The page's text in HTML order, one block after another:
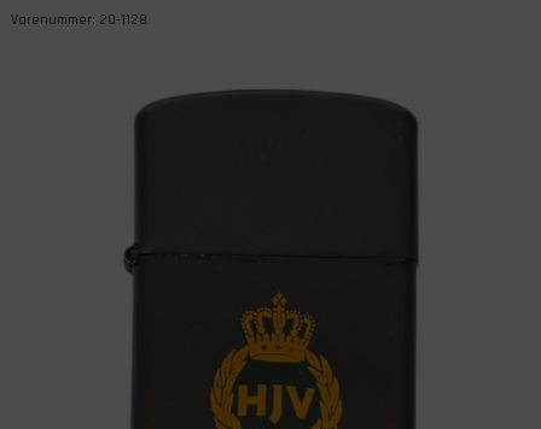
Varenummer: 20-1128